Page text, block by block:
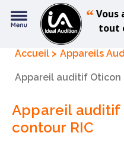
“Vous
tout
Accueil Appareils
Appareil auditif Oticon
Appareil auditif
contour RIC